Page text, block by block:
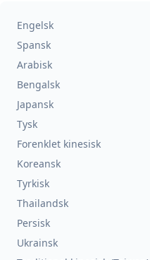
Engelsk
Spansk
Arabisk
Bengalsk
Japansk
Tysk
Forenklet kinesisk
Koreansk
Tyrkisk
Thailandsk
Persisk
Ukrainsk